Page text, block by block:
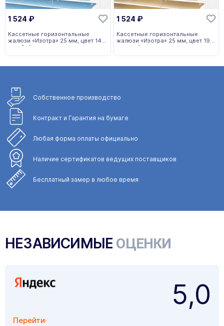
1 524 ₽
Кассетные горизонтальные
жалюзи «Изотра» 25 мм, цвет 146
голубой
1 524 ₽
Кассетные горизонтальные
жалюзи «Изотра» 25 мм, цвет 19
золотой
Собственное производство
Контракт и Гарантия на бумаге
Любая форма оплаты официально
Наличие сертификатов ведущих поставщиков
Бесплатный замер в любое время
НЕЗАВИСИМЫЕ ОЦЕНКИ
Перейти
5,0